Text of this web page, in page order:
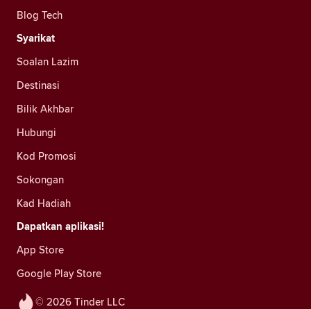
© 2026 Tinder LLC
Blog Tech
Syarikat
Soalan Lazim
Destinasi
Bilik Akhbar
Hubungi
Kod Promosi
Sokongan
Kad Hadiah
Dapatkan aplikasi!
App Store
Google Play Store